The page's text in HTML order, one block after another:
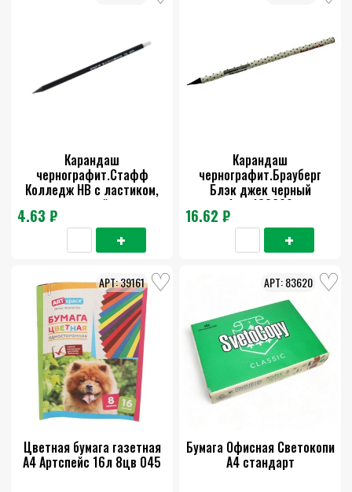
Карандаш
чернографит.Стафф
Колледж НВ с ластиком,
пластиковый корпус
черный 181712
4.63 ₽
Карандаш
чернографит.Брауберг
Блэк джек черный
1шт.180609
16.62 ₽
Цветная бумага газетная
А4 Артспейс 16л 8цв 045
39161
Бумага Офисная Светокопи
А4 стандарт
83620